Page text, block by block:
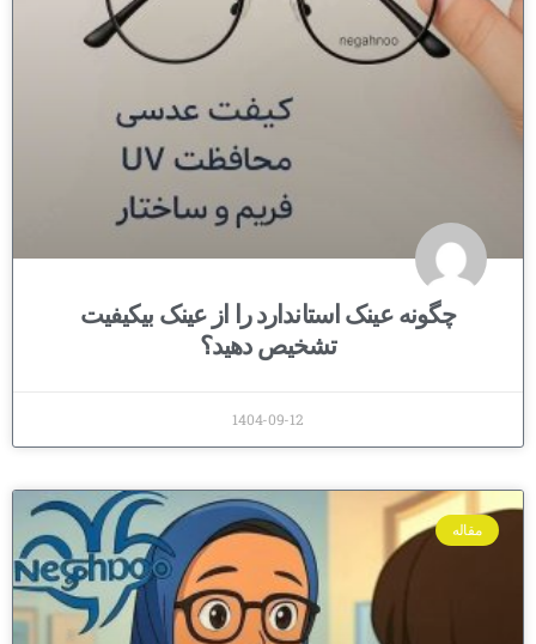
چگونه عینک استاندارد را از عینک بیکیفیت
تشخیص دهید؟
1404-09-12
مقاله